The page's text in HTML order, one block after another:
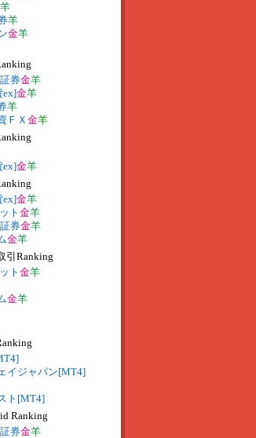
羊
羊
金羊
券金羊
ex]金羊
羊
ＦＸ金羊
ex]金羊
ex]金羊
ト 金羊
券金羊
金羊
ト 金羊
金羊
イジャパン[MT4]
ト[MT4]
券金羊